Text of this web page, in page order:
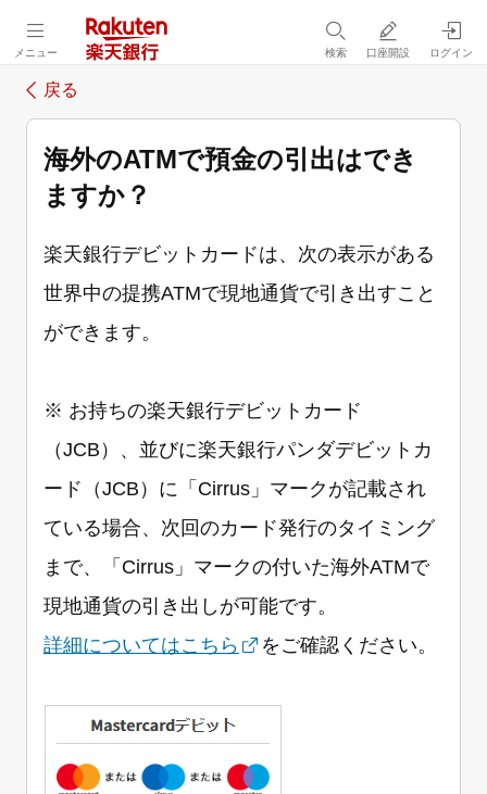
メニュー 検索 口座開設 ログイン
戻る
海外のATMで預金の引出はでき
ますか？
楽天銀行デビットカードは、次の表示がある
世界中の提携ATMで現地通貨で引き出すこと
ができます。
※ お持ちの楽天銀行デビットカード
（JCB）、並びに楽天銀行パンダデビットカ
ード（JCB）に「Cirrus」マークが記載され
ている場合、次回のカード発行のタイミング
まで、「Cirrus」マークの付いた海外ATMで
現地通貨の引き出しが可能です。
詳細についてはこちら
をご確認ください。